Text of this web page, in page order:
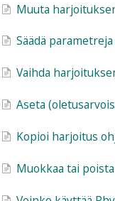
Muuta
Säädä
Vaihda
Aseta
Kopioi harjoitus
Muokkaa tai